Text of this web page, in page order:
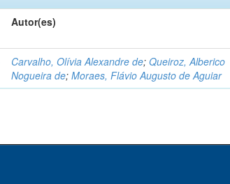
Autor(es)
Carvalho, Olívia Alexandre de;Queiroz, Alberico
Nogueira de;Moraes, Flávio Augusto de Aguiar